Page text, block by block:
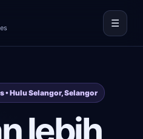
☰
• Hulu Selangor, Selangor
lebih